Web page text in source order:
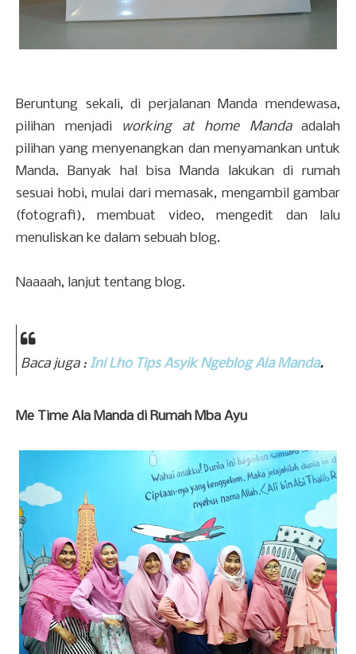
Beruntung sekali, di perjalanan Manda mendewasa,
pilihan menjadi
working at home Mandaadalah
pilihan yang menyenangkan dan menyamankan untuk
Manda. Banyak hal bisa Manda lakukan di rumah
sesuai hobi, mulai dari memasak, mengambil gambar
(fotografi), membuat video, mengedit dan lalu
menuliskan ke dalam sebuah blog.
Naaaah, lanjut tentang blog.
Baca juga : Ini Lho Tips Asyik Ngeblog Ala Manda.
Me Time Ala Manda di Rumah Mba Ayu